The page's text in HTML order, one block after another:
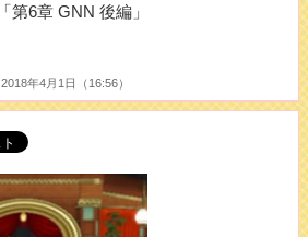
2018年4月1日（16:56）
「第6章 GNN 後編」